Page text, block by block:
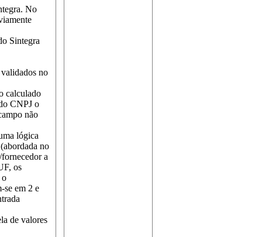
No
Sintegra
no
calculado
CNPJ o
não
lógica
no
a
os
o
se em 2 e
de valores